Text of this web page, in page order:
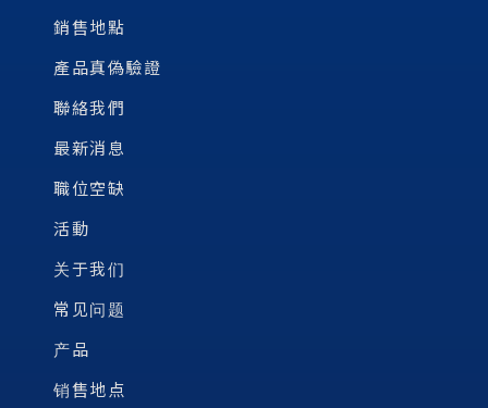
銷售地點
產品真偽驗證
聯絡我們
最新消息
職位空缺
活動
关于我们
常见问题
产品
销售地点